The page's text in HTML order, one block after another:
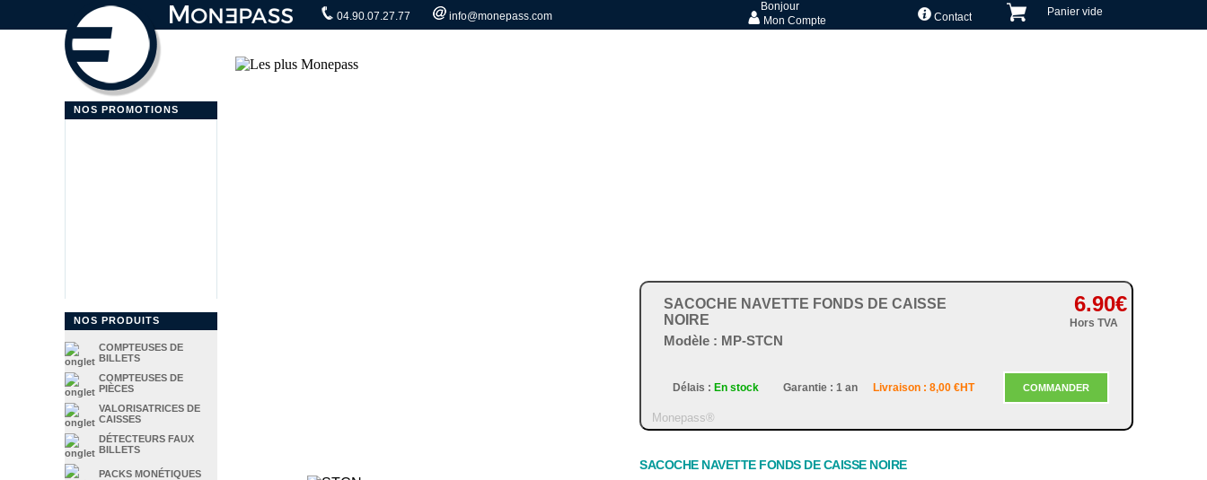
04.90.07.27.77 info@monepass.com
Bonjour
Mon Compte
Contact Panier vide
NOS PROMOTIONS
NOS PRODUITS
COMPTEUSES DE
BILLETS
COMPTEUSES DE
PIÈCES
VALORISATRICES DE
CAISSES
DÉTECTEURS FAUX
BILLETS
PACKS MONÉTIQUES
SACOCHE NAVETTE FONDS DE CAISSE
NOIRE
6.90€
Hors TVA
Modèle : MP-STCN
Délais : En stock Garantie : 1 an Livraison : 8,00 €HT COMMANDER
Monepass®
SACOCHE NAVETTE FONDS DE CAISSE NOIRE